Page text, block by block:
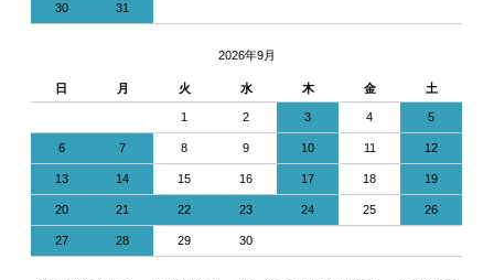
30 31
2026年9月
日 月 火 水 木 金 土
1 2 3 4 5
6 7 8 9 10 11 12
13 14 15 16 17 18 19
20 21 22 23 24 25 26
27 28 29 30